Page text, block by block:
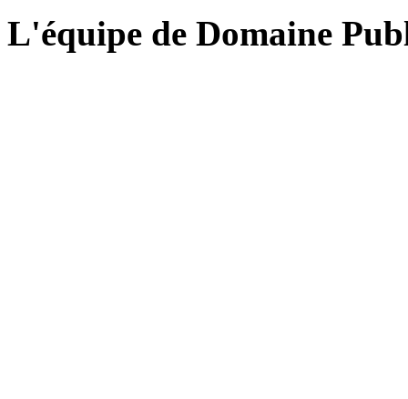
L'équipe de Domaine